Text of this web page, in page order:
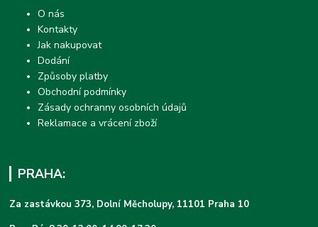
O nás
Kontakty
Jak nakupovat
Dodání
Způsoby platby
Obchodní podmínky
Zásady ochranny osobních údajů
Reklamace a vrácení zboží
PRAHA:
Za zastávkou 373, Dolní Měcholupy, 11101 Praha 10